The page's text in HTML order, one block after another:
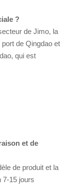
?
de Jimo, la
de Qingdao et
qui est
et de
de produit et la
7-15 jours